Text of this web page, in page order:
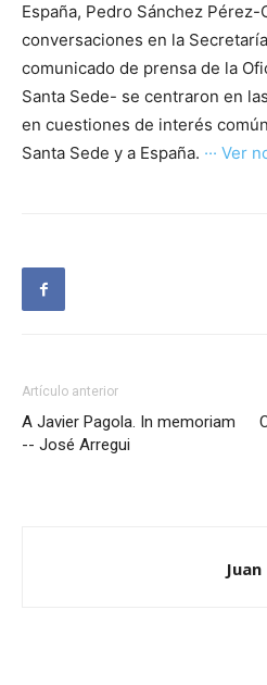
España, Pedro Sánchez Pérez-
conversaciones en la
comunicado de prensa de la
Santa Sede- se centraron en
en cuestiones de interés
Santa Sede y a España. ··· Ver
Artículo anterior
A Javier Pagola. In memoriam
-- José Arregui
Juan